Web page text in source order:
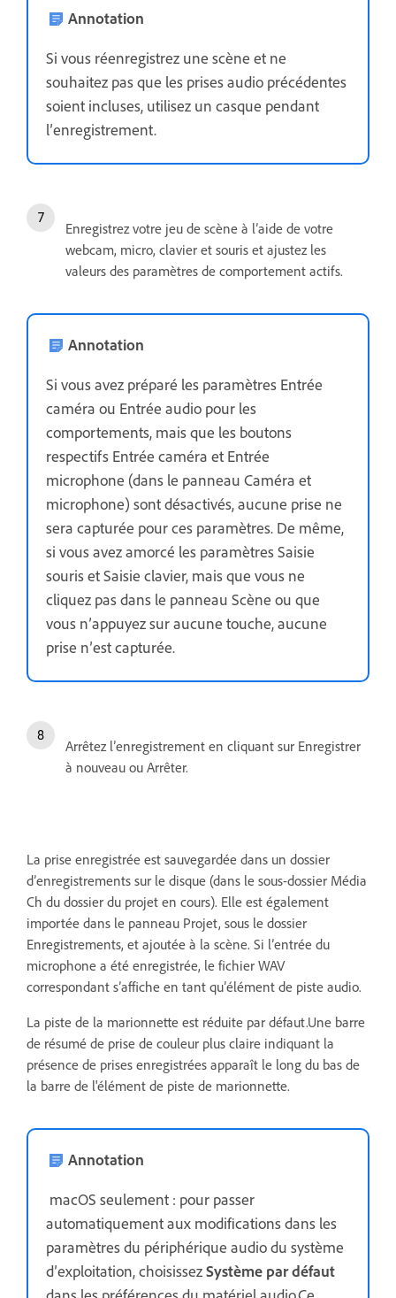
Annotation
Si vous réenregistrez une scène et ne
souhaitez pas que les prises audio précédentes
soient incluses, utilisez un casque pendant
l’enregistrement.
Enregistrez votre jeu de scène à l’aide de votre
webcam, micro, clavier et souris et ajustez les
valeurs des paramètres de comportement actifs.
Annotation
Si vous avez préparé les paramètres Entrée
caméra ou Entrée audio pour les
comportements, mais que les boutons
respectifs Entrée caméra et Entrée
microphone (dans le panneau Caméra et
microphone) sont désactivés, aucune prise ne
sera capturée pour ces paramètres. De même,
si vous avez amorcé les paramètres Saisie
souris et Saisie clavier, mais que vous ne
cliquez pas dans le panneau Scène ou que
vous n’appuyez sur aucune touche, aucune
prise n’est capturée.
Arrêtez l’enregistrement en cliquant sur Enregistrer
à nouveau ou Arrêter.
La prise enregistrée est sauvegardée dans un dossier
d’enregistrements sur le disque (dans le sous-dossier Média
Ch du dossier du projet en cours). Elle est également
importée dans le panneau Projet, sous le dossier
Enregistrements, et ajoutée à la scène. Si l’entrée du
microphone a été enregistrée, le fichier WAV
correspondant s’affiche en tant qu’élément de piste audio.
La piste de la marionnette est réduite par défaut.Une barre
de résumé de prise de couleur plus claire indiquant la
présence de prises enregistrées apparaît le long du bas de
la barre de l'élément de piste de marionnette.
Annotation
macOS seulement : pour passer
automatiquement aux modifications dans les
paramètres du périphérique audio du système
d’exploitation, choisissezSystème par défaut
dans les préférences du matériel audio.Ce